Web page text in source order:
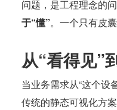
问题，是工程理念的
于“懂”。一个只有皮
从“看得见”
当业务需求从“这个设
传统的静态可视化方